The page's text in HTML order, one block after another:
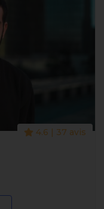
4.6 | 37 avis